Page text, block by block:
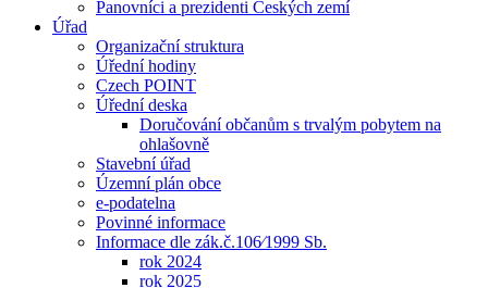
Panovníci a prezidenti Českých zemí
Úřad
Organizační struktura
Úřední hodiny
Czech POINT
Úřední deska
Doručování občanům s trvalým pobytem na
ohlašovně
Stavební úřad
Územní plán obce
e-podatelna
Povinné informace
Informace dle zák.č.106⁄1999 Sb.
rok 2024
rok 2025